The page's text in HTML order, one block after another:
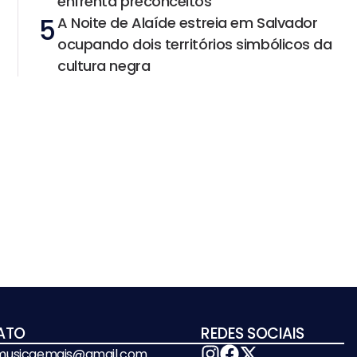
5A Noite de Alaíde estreia em Salvador
ocupando dois territórios simbólicos da
cultura negra
REDES SOCIAIS